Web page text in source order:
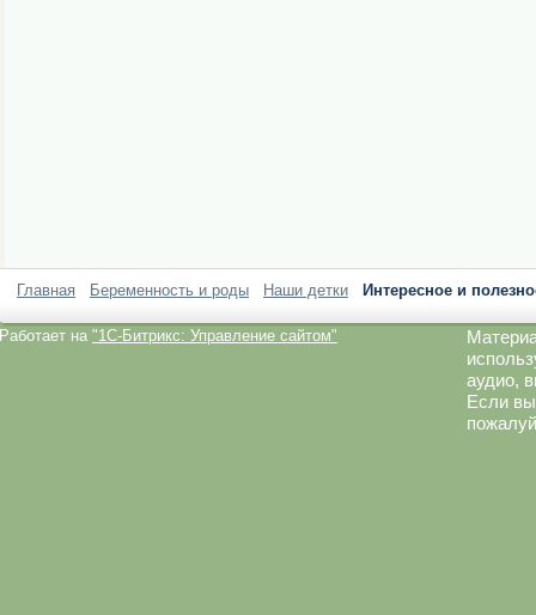
Главная Беременность и роды Наши детки Интересное и
Работает на "1C-Битрикс: Управление сайтом"
аудио,
Если вы